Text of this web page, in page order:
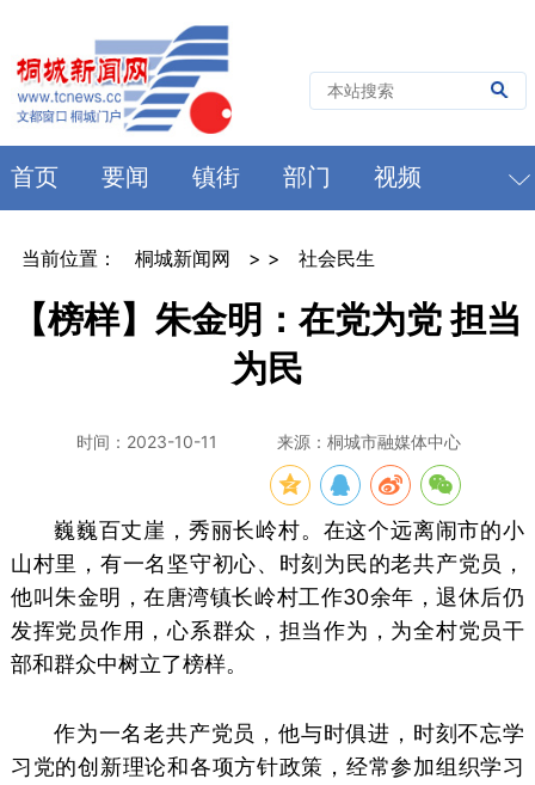
首页 要闻 镇街 部门 视频
当前位置： 桐城新闻网 > > 社会民生
【榜样】朱金明：在党为党 担当
为民
时间：2023-10-11 来源：桐城市融媒体中心
巍巍百丈崖，秀丽长岭村。在这个远离闹市的小
山村里，有一名坚守初心、时刻为民的老共产党员，
他叫朱金明，在唐湾镇长岭村工作30余年，退休后仍
发挥党员作用，心系群众，担当作为，为全村党员干
部和群众中树立了榜样。
作为一名老共产党员，他与时俱进，时刻不忘学
习党的创新理论和各项方针政策，经常参加组织学习